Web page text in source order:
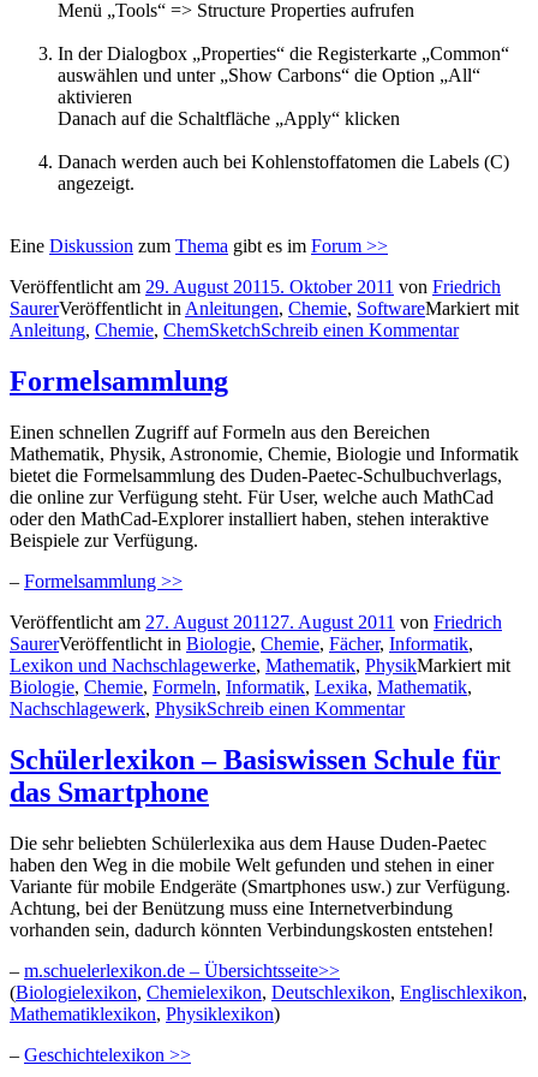
Menü „Tools“ => Structure Properties aufrufen
In der Dialogbox „Properties“ die Registerkarte „Common“
auswählen und unter „Show Carbons“ die Option „All“
aktivieren
Danach auf die Schaltfläche „Apply“ klicken
Danach werden auch bei Kohlenstoffatomen die Labels (C)
angezeigt.
Eine Diskussion zum Thema gibt es im Forum >>
Veröffentlicht am 29. August 20115. Oktober 2011 von Friedrich
SaurerVeröffentlicht inAnleitungen, Chemie, SoftwareMarkiert mit
Anleitung, Chemie, ChemSketchSchreib einen Kommentar
Formelsammlung
Einen schnellen Zugriff auf Formeln aus den Bereichen
Mathematik, Physik, Astronomie, Chemie, Biologie und Informatik
bietet die Formelsammlung des Duden-Paetec-Schulbuchverlags,
die online zur Verfügung steht. Für User, welche auch MathCad
oder den MathCad-Explorer installiert haben, stehen interaktive
Beispiele zur Verfügung.
– Formelsammlung >>
Veröffentlicht am 27. August 2011 27. August 2011 von Friedrich
SaurerVeröffentlicht in Biologie, Chemie, Fächer, Informatik,
Lexikon und Nachschlagewerke, Mathematik, PhysikMarkiert mit
Biologie, Chemie, Formeln, Informatik, Lexika, Mathematik,
Nachschlagewerk, PhysikSchreib einen Kommentar
Schülerlexikon – Basiswissen Schule für
das Smartphone
Die sehr beliebten Schülerlexika aus dem Hause Duden-Paetec
haben den Weg in die mobile Welt gefunden und stehen in einer
Variante für mobile Endgeräte (Smartphones usw.) zur Verfügung.
Achtung, bei der Benützung muss eine Internetverbindung
vorhanden sein, dadurch könnten Verbindungskosten entstehen!
– m.schuelerlexikon.de – Übersichtsseite>>
(Biologielexikon, Chemielexikon, Deutschlexikon, Englischlexikon,
Mathematiklexikon, Physiklexikon)
– Geschichtelexikon >>